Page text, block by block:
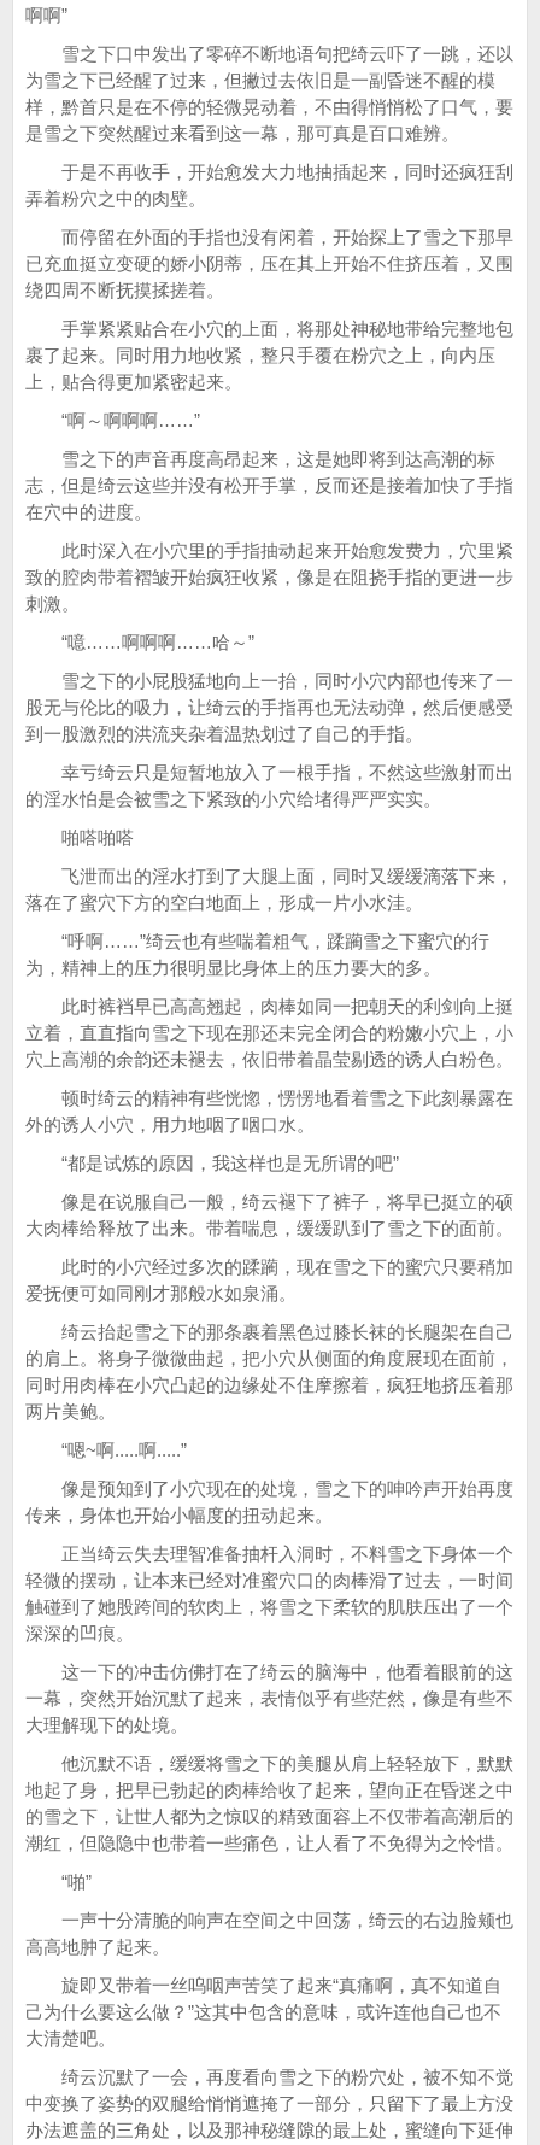
啊啊”
雪之下口中发出了零碎不断地语句把绮云吓了一跳，还以
为雪之下已经醒了过来，但撇过去依旧是一副昏迷不醒的模
样，黔首只是在不停的轻微晃动着，不由得悄悄松了口气，要
是雪之下突然醒过来看到这一幕，那可真是百口难辨。
于是不再收手，开始愈发大力地抽插起来，同时还疯狂刮
弄着粉穴之中的肉壁。
而停留在外面的手指也没有闲着，开始探上了雪之下那早
已充血挺立变硬的娇小阴蒂，压在其上开始不住挤压着，又围
绕四周不断抚摸揉搓着。
手掌紧紧贴合在小穴的上面，将那处神秘地带给完整地包
裹了起来。同时用力地收紧，整只手覆在粉穴之上，向内压
上，贴合得更加紧密起来。
“啊～啊啊啊……”
雪之下的声音再度高昂起来，这是她即将到达高潮的标
志，但是绮云这些并没有松开手掌，反而还是接着加快了手指
在穴中的进度。
此时深入在小穴里的手指抽动起来开始愈发费力，穴里紧
致的腔肉带着褶皱开始疯狂收紧，像是在阻挠手指的更进一步
刺激。
“噫……啊啊啊……哈～”
雪之下的小屁股猛地向上一抬，同时小穴内部也传来了一
股无与伦比的吸力，让绮云的手指再也无法动弹，然后便感受
到一股激烈的洪流夹杂着温热划过了自己的手指。
幸亏绮云只是短暂地放入了一根手指，不然这些激射而出
的淫水怕是会被雪之下紧致的小穴给堵得严严实实。
啪嗒啪嗒
飞泄而出的淫水打到了大腿上面，同时又缓缓滴落下来，
落在了蜜穴下方的空白地面上，形成一片小水洼。
“呼啊……”绮云也有些喘着粗气，蹂躏雪之下蜜穴的行
为，精神上的压力很明显比身体上的压力要大的多。
此时裤裆早已高高翘起，肉棒如同一把朝天的利剑向上挺
立着，直直指向雪之下现在那还未完全闭合的粉嫩小穴上，小
穴上高潮的余韵还未褪去，依旧带着晶莹剔透的诱人白粉色。
顿时绮云的精神有些恍惚，愣愣地看着雪之下此刻暴露在
外的诱人小穴，用力地咽了咽口水。
“都是试炼的原因，我这样也是无所谓的吧”
像是在说服自己一般，绮云褪下了裤子，将早已挺立的硕
大肉棒给释放了出来。带着喘息，缓缓趴到了雪之下的面前。
此时的小穴经过多次的蹂躏，现在雪之下的蜜穴只要稍加
爱抚便可如同刚才那般水如泉涌。
绮云抬起雪之下的那条裹着黑色过膝长袜的长腿架在自己
的肩上。将身子微微曲起，把小穴从侧面的角度展现在面前，
同时用肉棒在小穴凸起的边缘处不住摩擦着，疯狂地挤压着那
两片美鲍。
“嗯~啊.....啊.....”
像是预知到了小穴现在的处境，雪之下的呻吟声开始再度
传来，身体也开始小幅度的扭动起来。
正当绮云失去理智准备抽杆入洞时，不料雪之下身体一个
轻微的摆动，让本来已经对准蜜穴口的肉棒滑了过去，一时间
触碰到了她股跨间的软肉上，将雪之下柔软的肌肤压出了一个
深深的凹痕。
这一下的冲击仿佛打在了绮云的脑海中，他看着眼前的这
一幕，突然开始沉默了起来，表情似乎有些茫然，像是有些不
大理解现下的处境。
他沉默不语，缓缓将雪之下的美腿从肩上轻轻放下，默默
地起了身，把早已勃起的肉棒给收了起来，望向正在昏迷之中
的雪之下，让世人都为之惊叹的精致面容上不仅带着高潮后的
潮红，但隐隐中也带着一些痛色，让人看了不免得为之怜惜。
“啪”
一声十分清脆的响声在空间之中回荡，绮云的右边脸颊也
高高地肿了起来。
旋即又带着一丝呜咽声苦笑了起来“真痛啊，真不知道自
己为什么要这么做？”这其中包含的意味，或许连他自己也不
大清楚吧。
绮云沉默了一会，再度看向雪之下的粉穴处，被不知不觉
中变换了姿势的双腿给悄悄遮掩了一部分，只留下了最上方没
办法遮盖的三角处，以及那神秘缝隙的最上处，蜜缝向下延伸